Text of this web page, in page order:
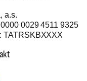
a.s.
0029 4511 9325
TATRSKBXXXX